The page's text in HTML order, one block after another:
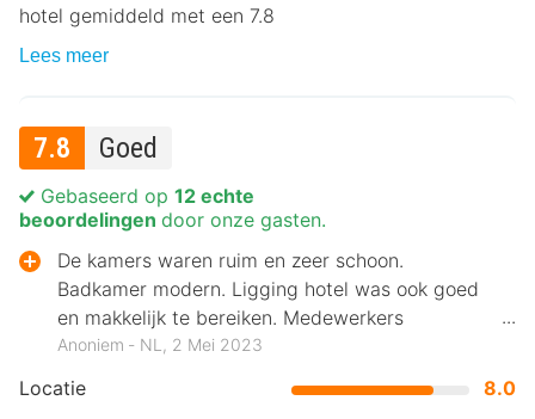
hotel gemiddeld met een 7.8
Lees meer
7.8 Goed
Locatie
8.0
Gebaseerd op 12 echte
beoordelingen door onze gasten.
De kamers waren ruim en zeer schoon.
Badkamer modern. Ligging hotel was ook goed
en makkelijk te bereiken. Medewerkers
vriendelijk.
Anoniem ‐ NL, 2 Mei 2023